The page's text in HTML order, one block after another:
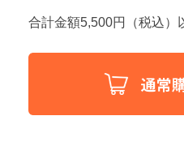
合計金額5,500円（税込）